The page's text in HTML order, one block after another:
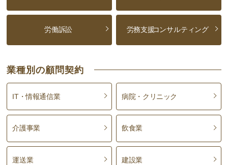
労働訴訟 労務支援コンサルティング
業種別の顧問契約
IT・情報通信業 病院・クリニック
介護事業 飲食業
運送業 建設業